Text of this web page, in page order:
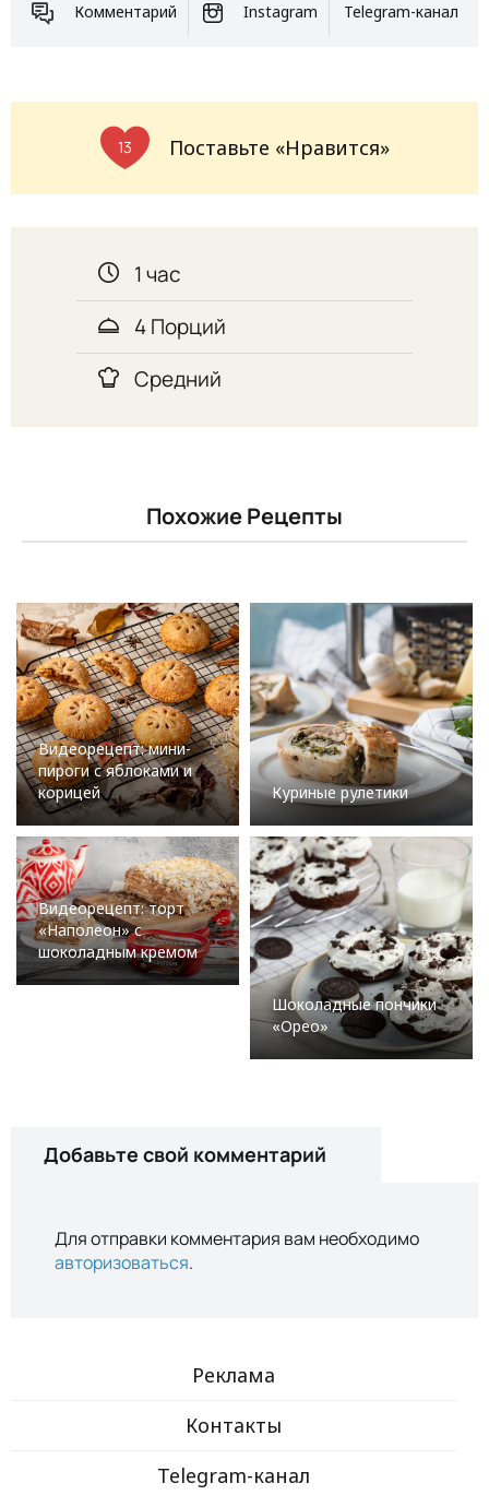
Комментарий Instagram Telegram-канал
13 Поставьте «Нравится»
1 час
4 Порций
Средний
Похожие Рецепты
Видеорецепт: мини-
пироги с яблоками и
корицей
Куриные рулетики
Видеорецепт: торт
«Наполеон» с
шоколадным кремом
Шоколадные пончики
«Орео»
Добавьте свой комментарий
Для отправки комментария вам необходимо
авторизоваться.
Реклама
Контакты
Telegram-канал